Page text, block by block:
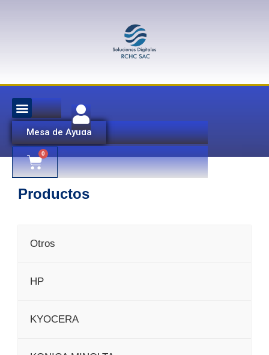
Mesa de Ayuda
Productos
Otros
HP
KYOCERA